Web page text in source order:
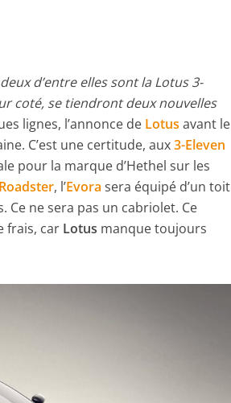
d’entre elles sont la Lotus 3-
coté, se tiendront deux nouvelles
lignes, l’annonce de Lotus avant le
C’est une certitude, aux3-Eleven
pour la marque d’Hethel sur les
, l’Evora sera équipé d’un toit
ne sera pas un cabriolet. Ce
frais, car Lotus manque toujours